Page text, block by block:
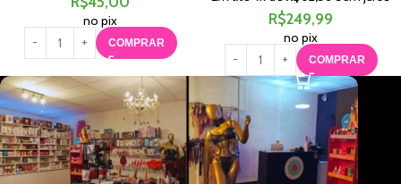
no pix
COMPRAR
R$249,99
no pix
COMPRAR